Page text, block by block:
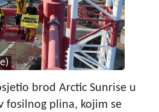
brod Arctic Sunrise u
fosilnog plina, kojim se